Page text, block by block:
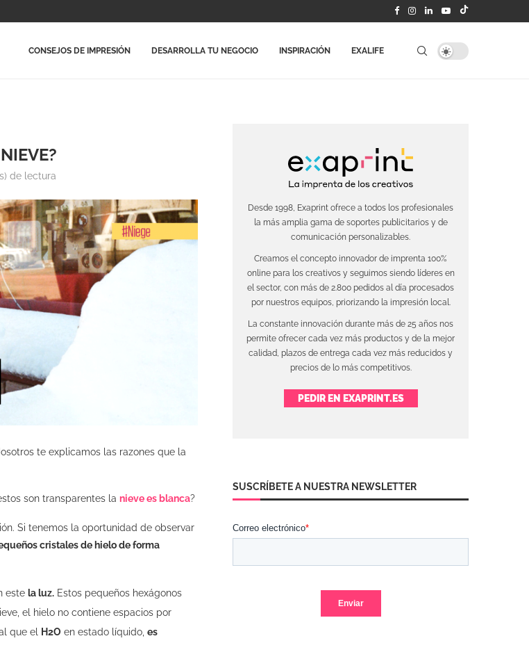
CONSEJOS DE IMPRESIÓN DESARROLLA TU NEGOCIO INSPIRACIÓN EXALIFE
de lectura
te explicamos las razones que la
son transparentes la nieve es blanca?
Si tenemos la oportunidad de observar
cristales de hielo de forma
este la luz. Estos pequeños hexágonos
el hielo no contiene espacios por
que el H2O en estado líquido, es
Desde 1998, Exaprint ofrece a todos los profesionales
la más amplia gama de soportes publicitarios y de
comunicación personalizables.
Creamos el concepto innovador de imprenta 100%
online para los creativos y seguimos siendo líderes en
el sector, con más de 2.800 pedidos al día procesados
por nuestros equipos, priorizando la impresión local.
La constante innovación durante más de 25 años nos
permite ofrecer cada vez más productos y de la mejor
calidad, plazos de entrega cada vez más reducidos y
precios de lo más competitivos.
PEDIR EN EXAPRINT.ES
SUSCRÍBETE A NUESTRA NEWSLETTER